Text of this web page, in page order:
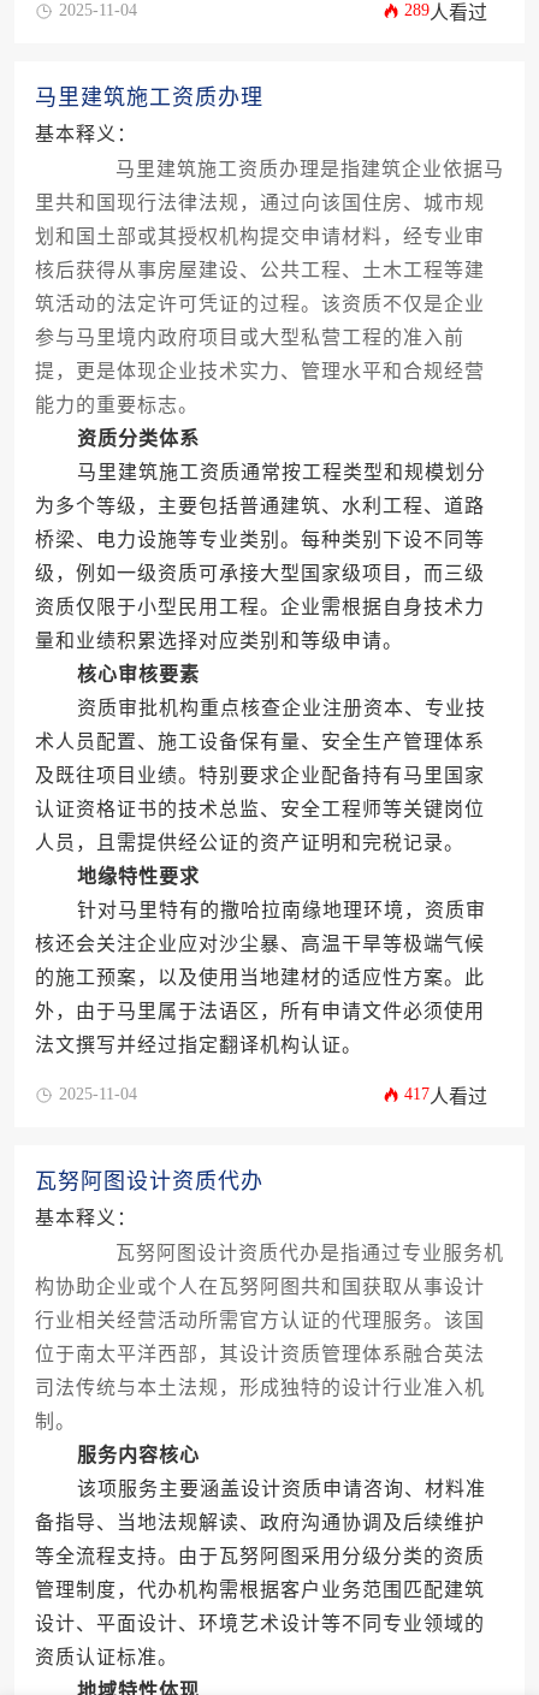
2025-11-04 289人看过
马里建筑施工资质办理
基本释义：
马里建筑施工资质办理是指建筑企业依据马
里共和国现行法律法规，通过向该国住房、城市规
划和国土部或其授权机构提交申请材料，经专业审
核后获得从事房屋建设、公共工程、土木工程等建
筑活动的法定许可凭证的过程。该资质不仅是企业
参与马里境内政府项目或大型私营工程的准入前
提，更是体现企业技术实力、管理水平和合规经营
能力的重要标志。
资质分类体系
马里建筑施工资质通常按工程类型和规模划分
为多个等级，主要包括普通建筑、水利工程、道路
桥梁、电力设施等专业类别。每种类别下设不同等
级，例如一级资质可承接大型国家级项目，而三级
资质仅限于小型民用工程。企业需根据自身技术力
量和业绩积累选择对应类别和等级申请。
核心审核要素
资质审批机构重点核查企业注册资本、专业技
术人员配置、施工设备保有量、安全生产管理体系
及既往项目业绩。特别要求企业配备持有马里国家
认证资格证书的技术总监、安全工程师等关键岗位
人员，且需提供经公证的资产证明和完税记录。
地缘特性要求
针对马里特有的撒哈拉南缘地理环境，资质审
核还会关注企业应对沙尘暴、高温干旱等极端气候
的施工预案，以及使用当地建材的适应性方案。此
外，由于马里属于法语区，所有申请文件必须使用
法文撰写并经过指定翻译机构认证。
2025-11-04 417人看过
瓦努阿图设计资质代办
基本释义：
瓦努阿图设计资质代办是指通过专业服务机
构协助企业或个人在瓦努阿图共和国获取从事设计
行业相关经营活动所需官方认证的代理服务。该国
位于南太平洋西部，其设计资质管理体系融合英法
司法传统与本土法规，形成独特的设计行业准入机
制。
服务内容核心
该项服务主要涵盖设计资质申请咨询、材料准
备指导、当地法规解读、政府沟通协调及后续维护
等全流程支持。由于瓦努阿图采用分级分类的资质
管理制度，代办机构需根据客户业务范围匹配建筑
设计、平面设计、环境艺术设计等不同专业领域的
资质认证标准。
地域特性体现